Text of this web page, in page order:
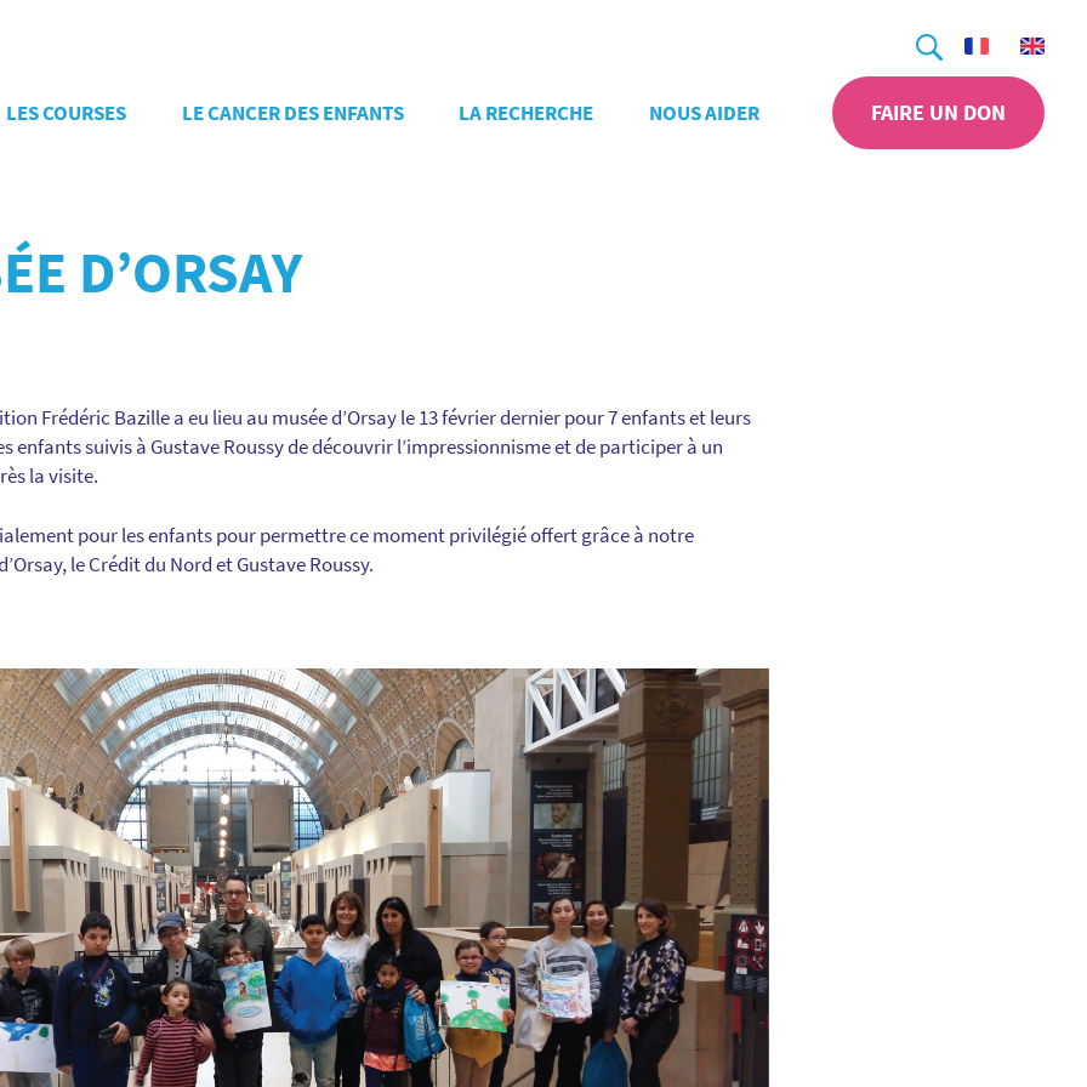
Recherche
LES COURSES LE CANCER DES ENFANTS LA RECHERCHE NOUS AIDER FAIRE UN DON
D’ORSAY
Frédéric Bazille a eu lieu au musée d’Orsay le 13 février dernier pour 7 enfants et leurs
enfants suivis à Gustave Roussy de découvrir l’impressionnisme et de participer à un
la visite.
pour les enfants pour permettre ce moment privilégié offert grâce à notre
le Crédit du Nord et Gustave Roussy.